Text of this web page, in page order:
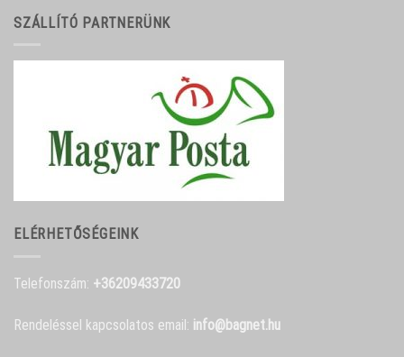
SZÁLLÍTÓ PARTNERÜNK
ELÉRHETŐSÉGEINK
Telefonszám: +36209433720
Rendeléssel kapcsolatos email: info@bagnet.hu